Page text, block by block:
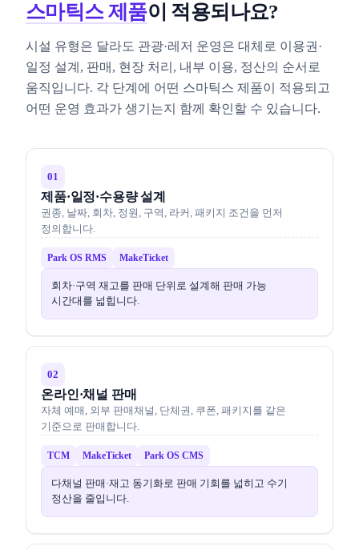
스마틱스 제품이 적용되나요?
시설 유형은 달라도 관광·레저 운영은 대체로 이용권·
일정 설계, 판매, 현장 처리, 내부 이용, 정산의 순서로
움직입니다. 각 단계에 어떤 스마틱스 제품이 적용되고
어떤 운영 효과가 생기는지 함께 확인할 수 있습니다.
01
제품·일정·수용량 설계
권종, 날짜, 회차, 정원, 구역, 라커, 패키지 조건을 먼저
정의합니다.
Park OS RMS MakeTicket
회차·구역 재고를 판매 단위로 설계해 판매 가능
시간대를 넓힙니다.
02
온라인·채널 판매
자체 예매, 외부 판매채널, 단체권, 쿠폰, 패키지를 같은
기준으로 판매합니다.
TCM MakeTicket Park OS CMS
다채널 판매·재고 동기화로 판매 기회를 넓히고 수기
정산을 줄입니다.